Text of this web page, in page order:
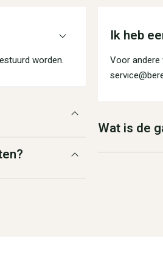
worden.
Ik heb
Voor andere
Wat is de